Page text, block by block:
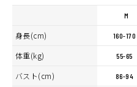
M
身長(cm) 160-170
体重(kg) 55-65
バスト(cm) 86-94